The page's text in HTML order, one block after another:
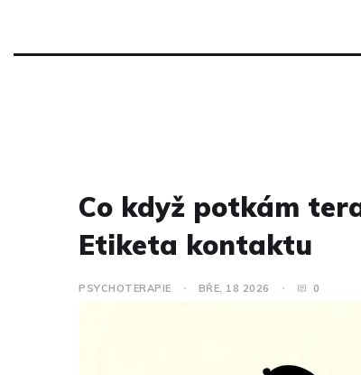
Co když potkám
Etiketa kontaktu
PSYCHOTERAPIE BŘE, 18 2026 0